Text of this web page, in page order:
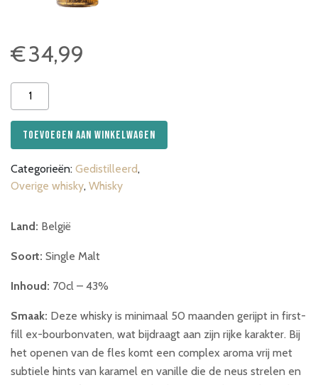
€34,99
Filliers
Single
Malt
aantal
Toevoegen aan winkelwagen
Categorieën: Gedistilleerd,
Overige whisky, Whisky
Land: België
Soort: Single Malt
Inhoud: 70cl – 43%
Smaak: Deze whisky is minimaal 50 maanden gerijpt in first-
fill ex-bourbonvaten, wat bijdraagt aan zijn rijke karakter. Bij
het openen van de fles komt een complex aroma vrij met
subtiele hints van karamel en vanille die de neus strelen en